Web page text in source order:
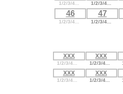
1/2/3/4... 1/2/3/4...
46 47
1/2/3/4... 1/2/3/4...
XXX XXX
1/2/3/4... 1/2/3/4...
XXX XXX
1/2/3/4... 1/2/3/4...